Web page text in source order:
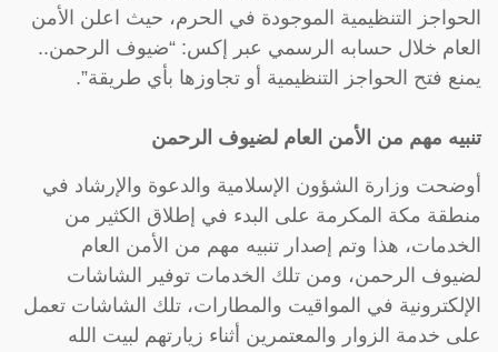
الحواجز التنظيمية الموجودة في الحرم، حيث اعلن الأمن
العام خلال حسابه الرسمي عبر إكس: “ضيوف الرحمن..
يمنع فتح الحواجز التنظيمية أو تجاوزها بأي طريقة”.
تنبيه مهم من الأمن العام لضيوف الرحمن
أوضحت وزارة الشؤون الإسلامية والدعوة والإرشاد في
منطقة مكة المكرمة على البدء في إطلاق الكثير من
الخدمات، هذا وتم إصدار تنبيه مهم من الأمن العام
لضيوف الرحمن، ومن تلك الخدمات توفير الشاشات
الإلكترونية في المواقيت والمطارات، تلك الشاشات تعمل
على خدمة الزوار والمعتمرين أثناء زيارتهم لبيت الله